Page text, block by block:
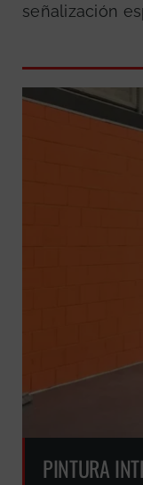
señalización
PINTURA